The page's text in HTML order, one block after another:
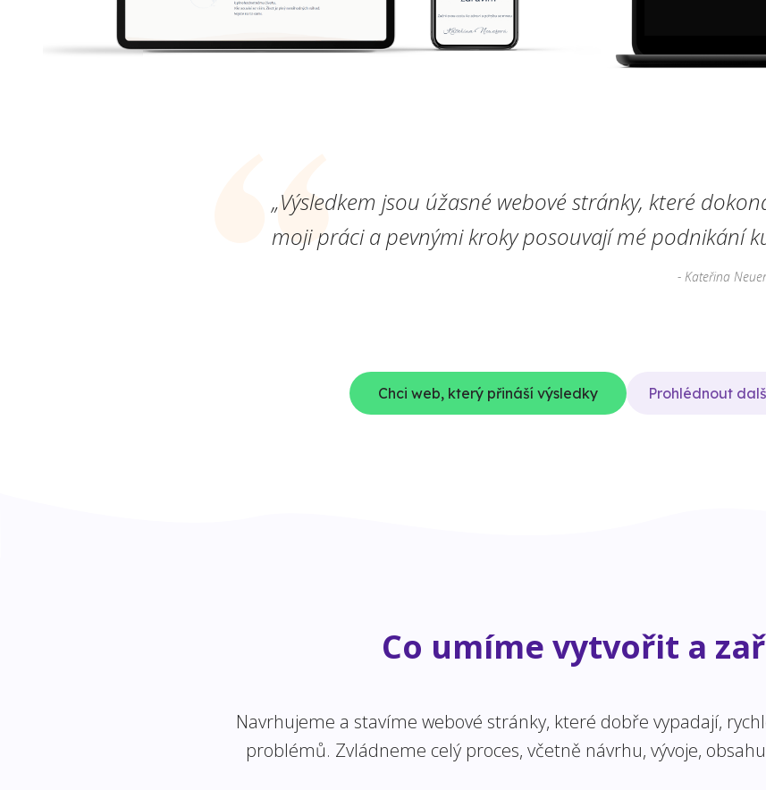
„Výsledkem jsou úžasné webové stránky, které
moji práci a pevnými kroky posouvají mé podnikání
- Kateřina
Chci web, který přináší výsledky Prohlédnout
Co umíme vytvořit a
Navrhujeme a stavíme webové stránky, které dobře vypadají,
problémů. Zvládneme celý proces, včetně návrhu, vývoje,